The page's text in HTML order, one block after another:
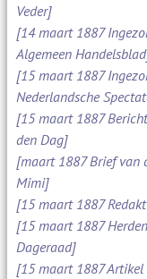
Veder]
[14 maart 1887
Algemeen
[15 maart 1887
Nederlandsche
[15 maart 1887
den Dag]
[maart 1887 Brief van
Mimi]
[15 maart 1887
[15 maart 1887
Dageraad]
[15 maart 1887 Artikel